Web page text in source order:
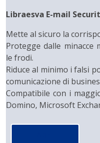
Libraesva E-mail
Mette al sicuro la
Protegge dalle minacce
le frodi.
Riduce al minimo i falsi
comunicazione di
Compatibile con i
Domino, Microsoft